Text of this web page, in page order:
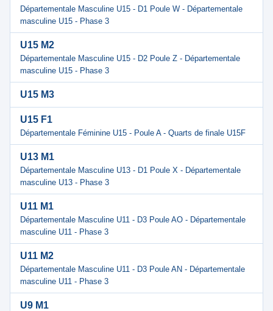
Départementale Masculine U15 - D1 Poule W - Départementale
masculine U15 - Phase 3
U15 M2
Départementale Masculine U15 - D2 Poule Z - Départementale
masculine U15 - Phase 3
U15 M3
U15 F1
Départementale Féminine U15 - Poule A - Quarts de finale U15F
U13 M1
Départementale Masculine U13 - D1 Poule X - Départementale
masculine U13 - Phase 3
U11 M1
Départementale Masculine U11 - D3 Poule AO - Départementale
masculine U11 - Phase 3
U11 M2
Départementale Masculine U11 - D3 Poule AN - Départementale
masculine U11 - Phase 3
U9 M1